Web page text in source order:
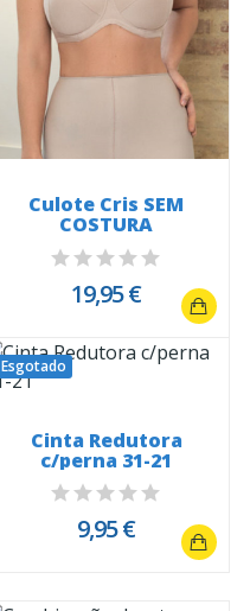
Culote Cris SEM
COSTURA
19,95 €
Esgotado
Cinta Redutora
c/perna 31-21
9,95 €